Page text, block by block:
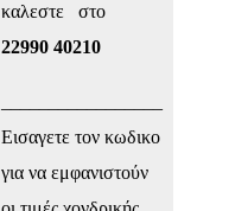
καλεστε στο
22990 40210
Εισαγετε τον κωδικο
για να εμφανιστούν